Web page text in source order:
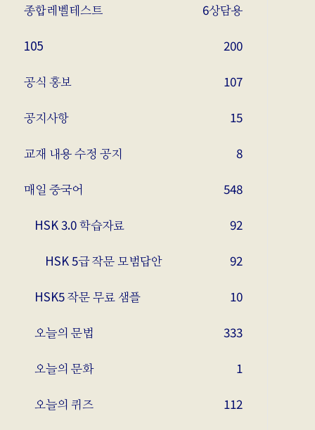
상담용
종합레벨테스트 6
105 200
공식 홍보 107
공지사항 15
교재 내용 수정 공지 8
매일 중국어 548
HSK 3.0 학습자료 92
HSK 5급 작문 모범답안 92
HSK5 작문 무료 샘플 10
오늘의 문법 333
오늘의 문화 1
오늘의 퀴즈 112